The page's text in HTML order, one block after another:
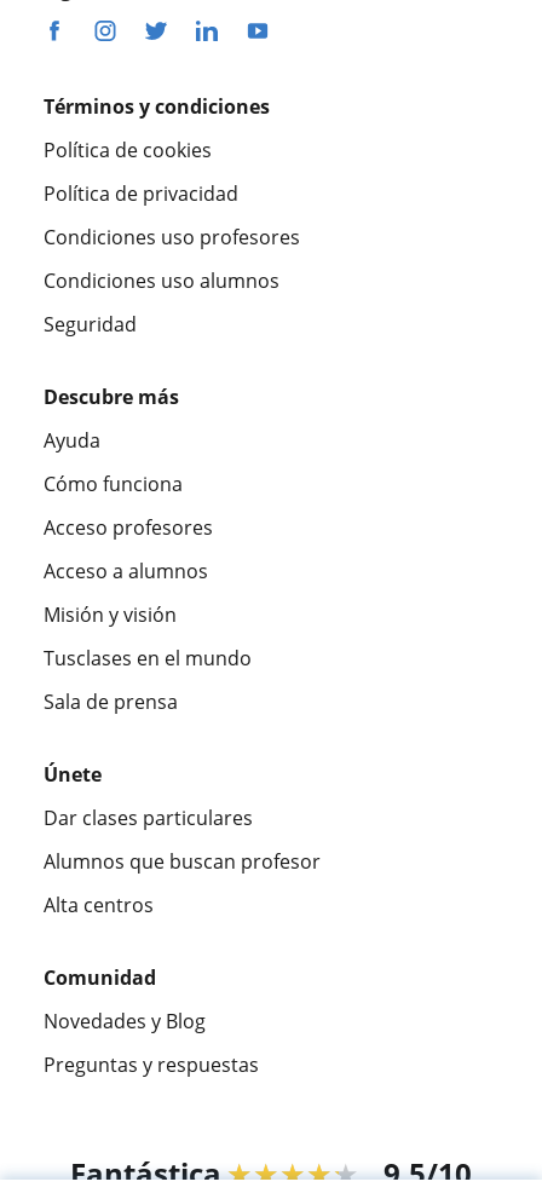
Términos y condiciones
Política de cookies
Política de privacidad
Condiciones uso profesores
Condiciones uso alumnos
Seguridad
Descubre más
Ayuda
Cómo funciona
Acceso profesores
Acceso a alumnos
Misión y visión
Tusclases en el mundo
Sala de prensa
Únete
Dar clases particulares
Alumnos que buscan profesor
Alta centros
Comunidad
Novedades y Blog
Preguntas y respuestas
Fantástica★★★★★ 9,5/10